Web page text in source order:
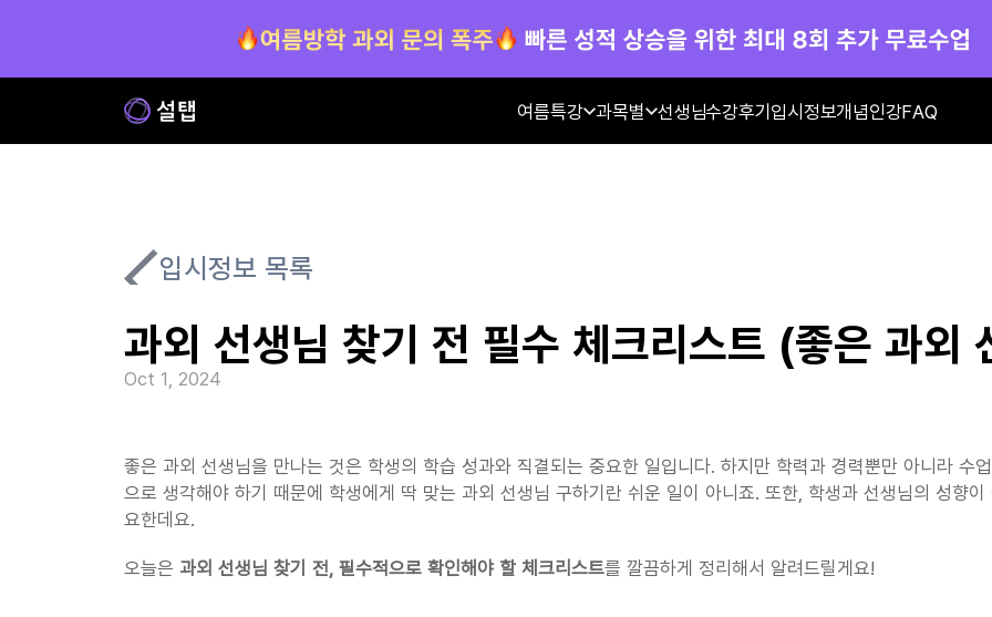
여름특강 과목별 선생님수강후기입시정보개념인강FAQ
입시정보 목록
과외 선생님 찾기 전 필수 체크리스트 (좋은 과외
Oct 1, 2024
좋은 과외 선생님을 만나는 것은 학생의 학습 성과와 직결되는 중요한 일입니다. 하지만 학력과 경력뿐만 아니라 수
으로 생각해야 하기 때문에 학생에게 딱 맞는 과외 선생님 구하기란 쉬운 일이 아니죠. 또한, 학생과 선생님의 성향
요한데요.
오늘은 과외 선생님 찾기 전, 필수적으로 확인해야 할 체크리스트를 깔끔하게 정리해서 알려드릴게요!